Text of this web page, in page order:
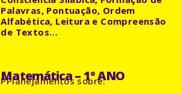
Palavras, Pontuação, Ordem
Alfabética, Leitura e Compreensão
de Textos…
Matemática – 1º ANO
PPlanejamentos sobre: